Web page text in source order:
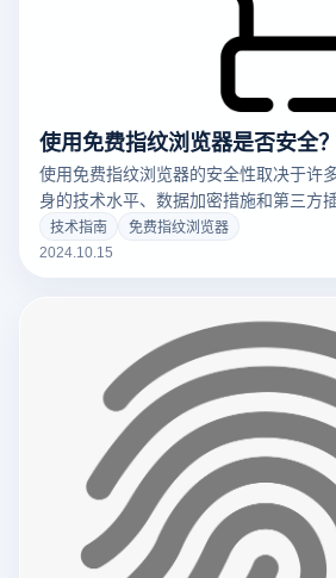
使用免费指纹浏览器是否安全？
使用免费指纹浏览器的安全性取决于许
身的技术水平、数据加密措施和第三方
多免费指纹浏览器提供隐私保护和账户
面临数据泄露、跟踪或账户被屏蔽的风
技术指南
免费指纹浏览器
2024.10.15